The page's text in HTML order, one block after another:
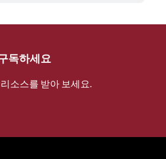
독하세요
소스를 받아 보세요.